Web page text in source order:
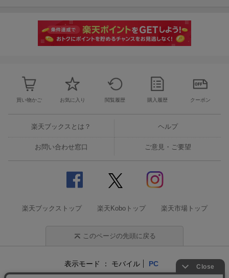
買い物かご お気に入り 閲覧履歴 購入履歴 クーポン
楽天ブックスとは？ ヘルプ
お問い合わせ窓口 ご意見・ご要望
楽天ブックストップ 楽天Koboトップ 楽天市場トップ
このページの先頭に戻る
表示モード モバイル PC